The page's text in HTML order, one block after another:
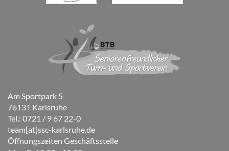
Am Sportpark 5
76131 Karlsruhe
Tel.: 0721 / 9 67 22-0
team[at]ssc-karlsruhe.de
Öffnungszeiten Geschäftsstelle